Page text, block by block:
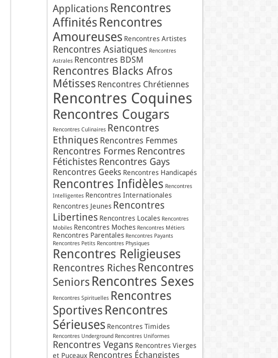
Applications Rencontres
Affinités Rencontres
Amoureuses Rencontres Artistes
Rencontres Asiatiques Rencontres
Astrales Rencontres BDSM
Rencontres Blacks Afros
Métisses Rencontres Chrétiennes
Rencontres Coquines
Rencontres Cougars
Rencontres Culinaires Rencontres
Ethniques Rencontres Femmes
Rencontres Formes Rencontres
Fétichistes Rencontres Gays
Rencontres Geeks Rencontres Handicapés
Rencontres Infidèles Rencontres
Intelligentes Rencontres Internationales
Rencontres Jeunes Rencontres
Libertines Rencontres Locales Rencontres
Mobiles Rencontres Moches Rencontres Métiers
Rencontres Parentales Rencontres Payants
Rencontres Petits Rencontres Physiques
Rencontres Religieuses
Rencontres Riches Rencontres
Seniors Rencontres Sexes
Rencontres Spirituelles Rencontres
Sportives Rencontres
Sérieuses Rencontres Timides
Rencontres Underground Rencontres Uniformes
Rencontres Vegans Rencontres Vierges
et Puceaux Rencontres Échangistes